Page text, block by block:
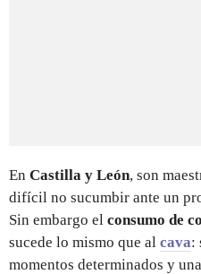
En Castilla y León, son
difícil no sucumbir ante un
Sin embargo el consumo de
sucede lo mismo que al cava:
momentos determinados y